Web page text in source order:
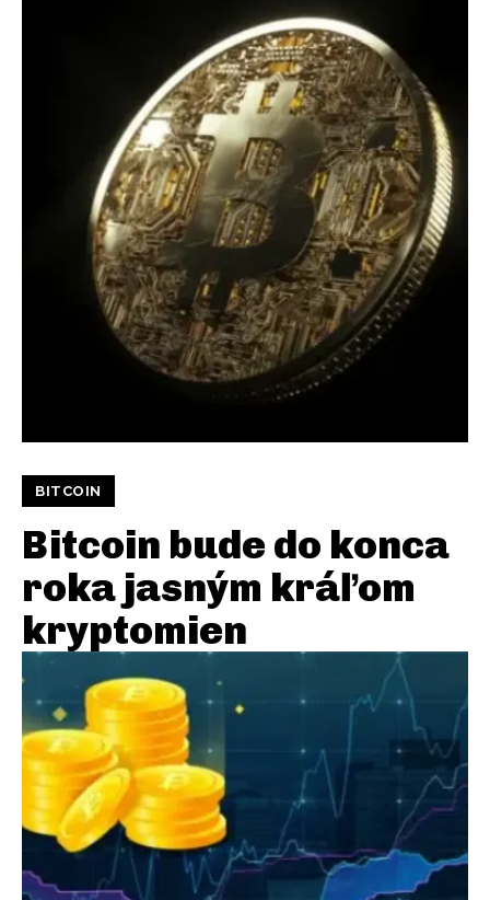
BITCOIN
Bitcoin bude do konca
roka jasným kráľom
kryptomien